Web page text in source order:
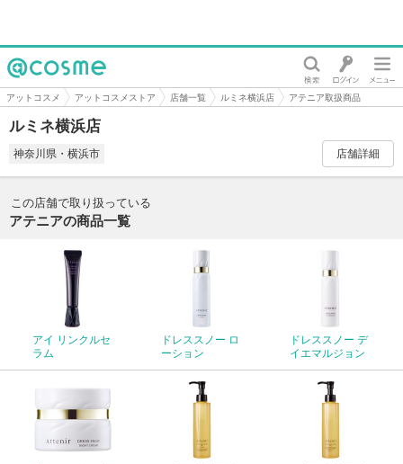
@cosme
アットコスメ アットコスメストア 店舗一覧 ルミネ横浜店 アテニア取扱商品
ルミネ横浜店
神奈川県・横浜市 店舗詳細
この店舗で取り扱っている
アテニアの商品一覧
アイ リンクルセ
ラム
ドレススノー ロ
ーション
ドレススノー デ
イエマルジョン